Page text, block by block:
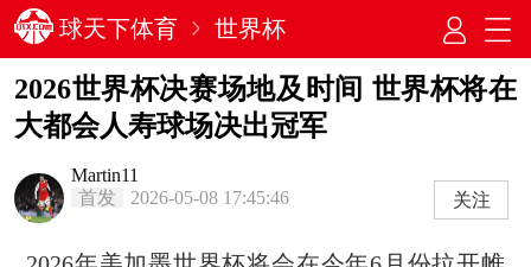
球天下体育 世界杯
2026世界杯决赛场地及时间 世界杯将在
大都会人寿球场决出冠军
Martin11
首发
2026-05-08 17:45:46 关注